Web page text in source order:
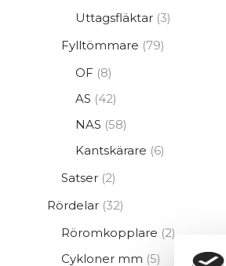
Uttagsfläktar 33
Fylltömmare 7979
OF 88
produkter
AS 4242
produkter
NAS 5858
produkter
Kantskärare 66
Satser 22
Rördelar 3232
Röromkopplare 22
produkter
Cykloner mm 55